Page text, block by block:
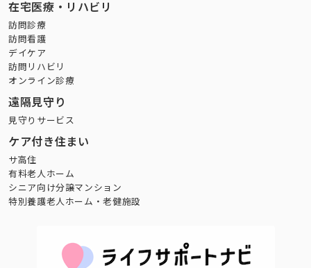
在宅医療・リハビリ
訪問診療
訪問看護
デイケア
訪問リハビリ
オンライン診療
遠隔見守り
見守りサービス
ケア付き住まい
サ高住
有料老人ホーム
シニア向け分譲マンション
特別養護老人ホーム・老健施設